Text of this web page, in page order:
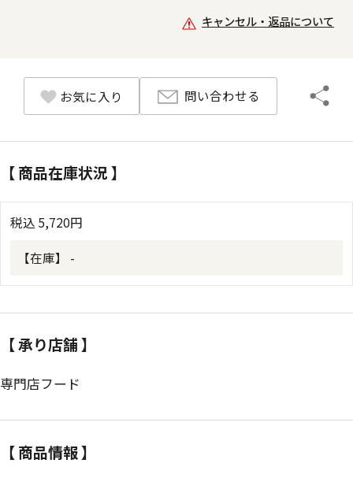
キャンセル・返品について
お気に入り 問い合わせる
【 商品在庫状況 】
税込 5,720円
【在庫】 -
【 承り店舗 】
専門店フード
【 商品情報 】